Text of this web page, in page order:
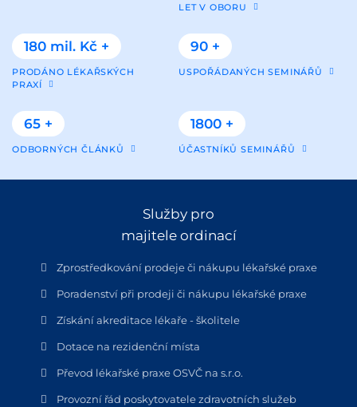
LET V OBORU
180 mil. Kč +
PRODÁNO LÉKAŘSKÝCH
PRAXÍ
90 +
USPOŘÁDANÝCH SEMINÁŘŮ
65 +
ODBORNÝCH ČLÁNKŮ
1800 +
ÚČASTNÍKŮ SEMINÁŘŮ
Služby pro
majitele ordinací
Zprostředkování prodeje či nákupu lékařské praxe
Poradenství při prodeji či nákupu lékařské praxe
Získání akreditace lékaře - školitele
Dotace na rezidenční místa
Převod lékařské praxe OSVČ na s.r.o.
Provozní řád poskytovatele zdravotních služeb